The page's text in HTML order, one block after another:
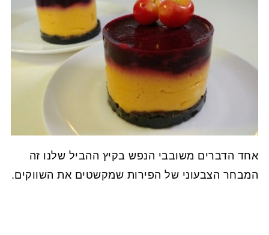
אחד הדברים משובבי הנפש בקיץ ההביל שלנו זה
המבחר הצבעוני של הפירות שמקשטים את השווקים.